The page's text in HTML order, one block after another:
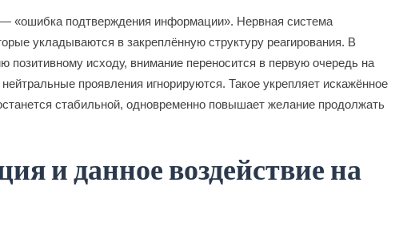
«ошибка подтверждения информации». Нервная система
укладываются в закреплённую структуру реагирования. В
позитивному исходу, внимание переносится в первую очередь на
проявления игнорируются. Такое укрепляет искажённое
стабильной, одновременно повышает желание продолжать
и данное воздействие на